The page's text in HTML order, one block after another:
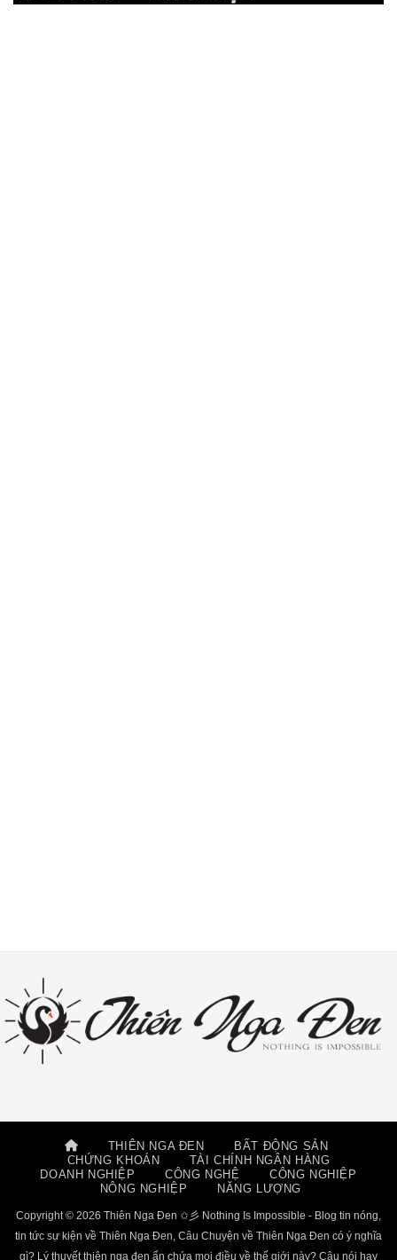
THIÊN NGA ĐEN
BẤT ĐỘNG SẢN
CHỨNG KHOÁN
TÀI CHÍNH NGÂN HÀNG
DOANH NGHIỆP
CÔNG NGHỆ
CÔNG NGHIỆP
NÔNG NGHIỆP
NĂNG LƯỢNG
Copyright © 2026 Thiên Nga Đen ✩彡 Nothing Is Impossible - Blog tin nóng,
tin tức sự kiện về Thiên Nga Đen, Câu Chuyện về Thiên Nga Đen có ý nghĩa
gì? Lý thuyết thiên nga đen ẩn chứa mọi điều về thế giới này? Câu nói hay